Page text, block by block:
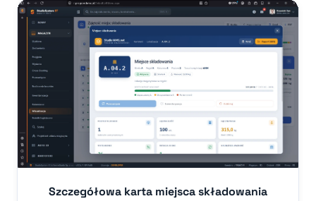
Szczegółowa karta miejsca składowania